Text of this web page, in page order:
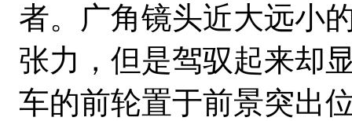
者。广角镜头近大远小
张力，但是驾驭起来却
车的前轮置于前景突出